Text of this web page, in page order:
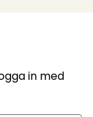
in med